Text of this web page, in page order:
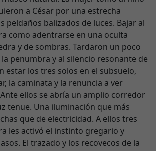
a César por una estrecha
peldaños balizados de luces. Bajar al
como adentrarse en una oculta
y de sombras. Tardaron un poco
penumbra y al silencio resonante de
estar los tres solos en el subsuelo,
la caminata y la renuncia a ver
ellos se abría un amplio corredor
tenue. Una iluminación que más
que de electricidad. A ellos tres
les activó el instinto gregario y
El trazado y los recovecos de la